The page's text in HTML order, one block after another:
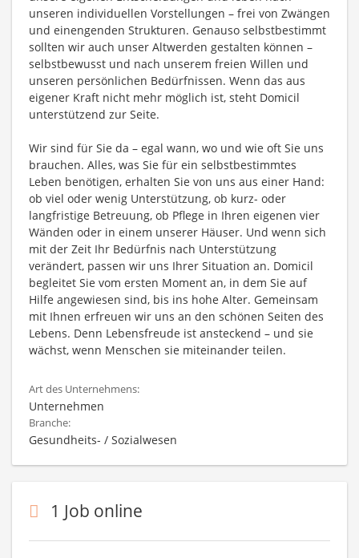
unseren individuellen Vorstellungen – frei von Zwängen
und einengenden Strukturen. Genauso selbstbestimmt
sollten wir auch unser Altwerden gestalten können –
selbstbewusst und nach unserem freien Willen und
unseren persönlichen Bedürfnissen. Wenn das aus
eigener Kraft nicht mehr möglich ist, steht Domicil
unterstützend zur Seite.
Wir sind für Sie da – egal wann, wo und wie oft Sie uns
brauchen. Alles, was Sie für ein selbstbestimmtes
Leben benötigen, erhalten Sie von uns aus einer Hand:
ob viel oder wenig Unterstützung, ob kurz- oder
langfristige Betreuung, ob Pflege in Ihren eigenen vier
Wänden oder in einem unserer Häuser. Und wenn sich
mit der Zeit Ihr Bedürfnis nach Unterstützung
verändert, passen wir uns Ihrer Situation an. Domicil
begleitet Sie vom ersten Moment an, in dem Sie auf
Hilfe angewiesen sind, bis ins hohe Alter. Gemeinsam
mit Ihnen erfreuen wir uns an den schönen Seiten des
Lebens. Denn Lebensfreude ist ansteckend – und sie
wächst, wenn Menschen sie miteinander teilen.
Art des Unternehmens:
Unternehmen
Branche:
Gesundheits- / Sozialwesen
1 Job online